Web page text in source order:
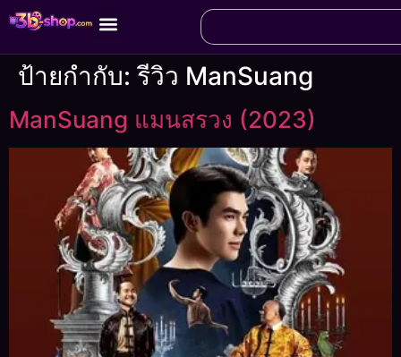
ป้ายกำกับ:รีวิว ManSuang
ManSuang แมนสรวง (2023)